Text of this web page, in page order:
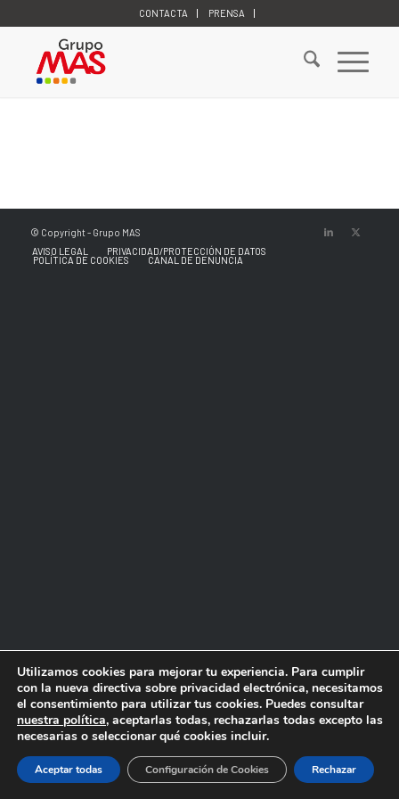
CONTACTA PRENSA
© Copyright - Grupo MAS
AVISO LEGAL
PRIVACIDAD/PROTECCIÓN DE DATOS
POLÍTICA DE COOKIES CANAL DE DENUNCIA
Utilizamos cookies para mejorar tu experiencia. Para cumplir
con la nueva directiva sobre privacidad electrónica, necesitamos
el consentimiento para utilizar tus cookies. Puedes consultar
nuestra política, aceptarlas todas, rechazarlas todas excepto las
necesarias o seleccionar qué cookies incluir.
Aceptar todas Rechazar
Configuración de Cookies